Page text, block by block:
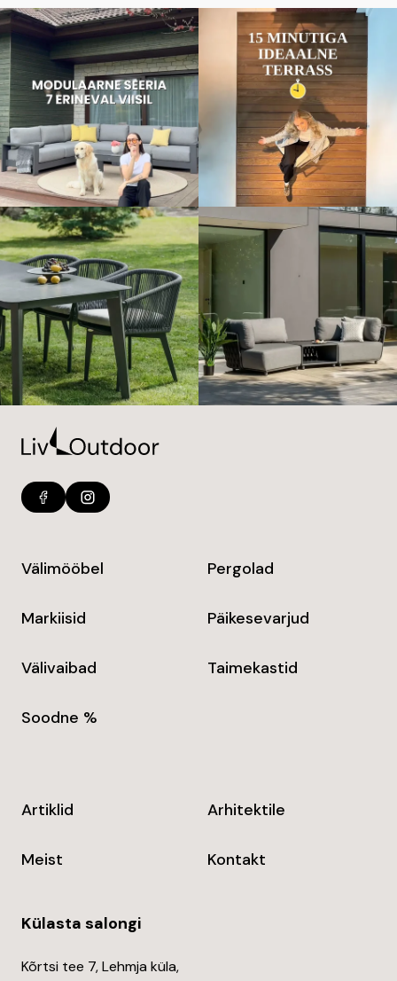
Välimööbel Pergolad
Markiisid Päikesevarjud
Välivaibad Taimekastid
Soodne %
Artiklid Arhitektile
Meist Kontakt
Külasta salongi
Kõrtsi tee 7, Lehmja küla,